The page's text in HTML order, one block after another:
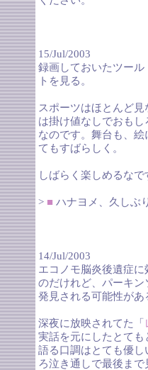
15/Jul/2003
録画しておいたツー
トを見る。
スポーツはほとんど
は掛け値なしでおも
なのです。舞台も、
てもすばらしく。
しばらく楽しめるなで
> ■ ハナヨメ、久しぶ
14/Jul/2003
エコノモ脳炎後遺症
のだけれど、パーキ
発見される可能性があ
深夜に放映されてた「
実話を元にしたとて
語る口調はとても優
ろ泣き通しで最後ま